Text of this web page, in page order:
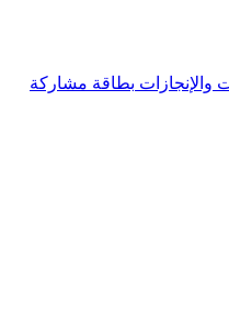
والإنجازات بطاقة مشاركة